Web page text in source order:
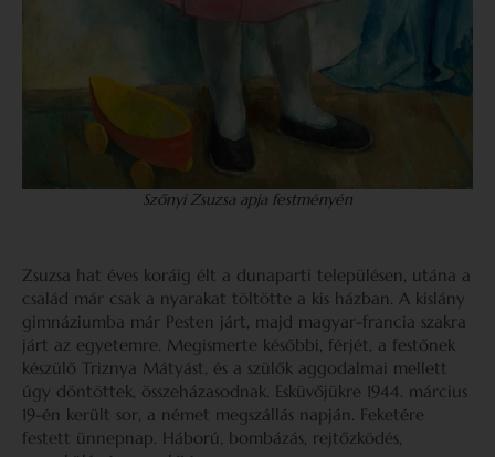
Szőnyi Zsuzsa apja festményén
Zsuzsa hat éves koráig élt a dunaparti településen, utána a
család már csak a nyarakat töltötte a kis házban. A kislány
gimnáziumba már Pesten járt, majd magyar-francia szakra
járt az egyetemre. Megismerte későbbi, férjét, a festőnek
készülő Triznya Mátyást, és a szülők aggodalmai mellett
úgy döntöttek, összeházasodnak. Esküvőjükre 1944. március
19-én került sor, a német megszállás napján. Feketére
festett ünnepnap. Háború, bombázás, rejtőzködés,